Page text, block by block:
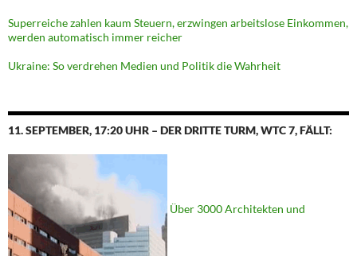
Superreiche zahlen kaum Steuern, erzwingen arbeitslose Einkommen,
werden automatisch immer reicher
Ukraine: So verdrehen Medien und Politik die Wahrheit
11. SEPTEMBER, 17:20 UHR – DER DRITTE TURM, WTC 7, FÄLLT:
Über 3000 Architekten und